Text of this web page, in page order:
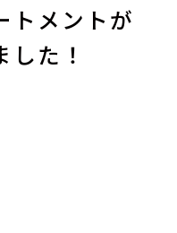
トメントが
た！